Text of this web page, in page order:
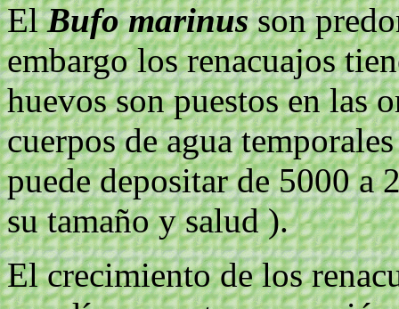
ElBufo marinusson
embargo los renacuajos
huevos son puestos en las
cuerpos de agua
puede depositar de 5000 a
su tamaño y salud ).
El crecimiento de los